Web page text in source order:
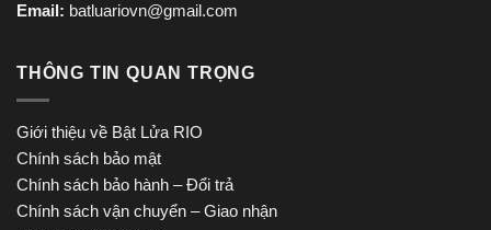
Email: batluariovn@gmail.com
THÔNG TIN QUAN TRỌNG
Giới thiệu về Bật Lửa RIO
Chính sách bảo mật
Chính sách bảo hành – Đổi trả
Chính sách vận chuyển – Giao nhận